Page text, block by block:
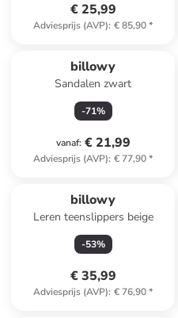
€ 25,99
Adviesprijs (AVP): € 85,90*
billowy
Sandalen zwart
-71%
vanaf: € 21,99
Adviesprijs (AVP): € 77,90*
billowy
Leren teenslippers beige
-53%
€ 35,99
Adviesprijs (AVP): € 76,90*